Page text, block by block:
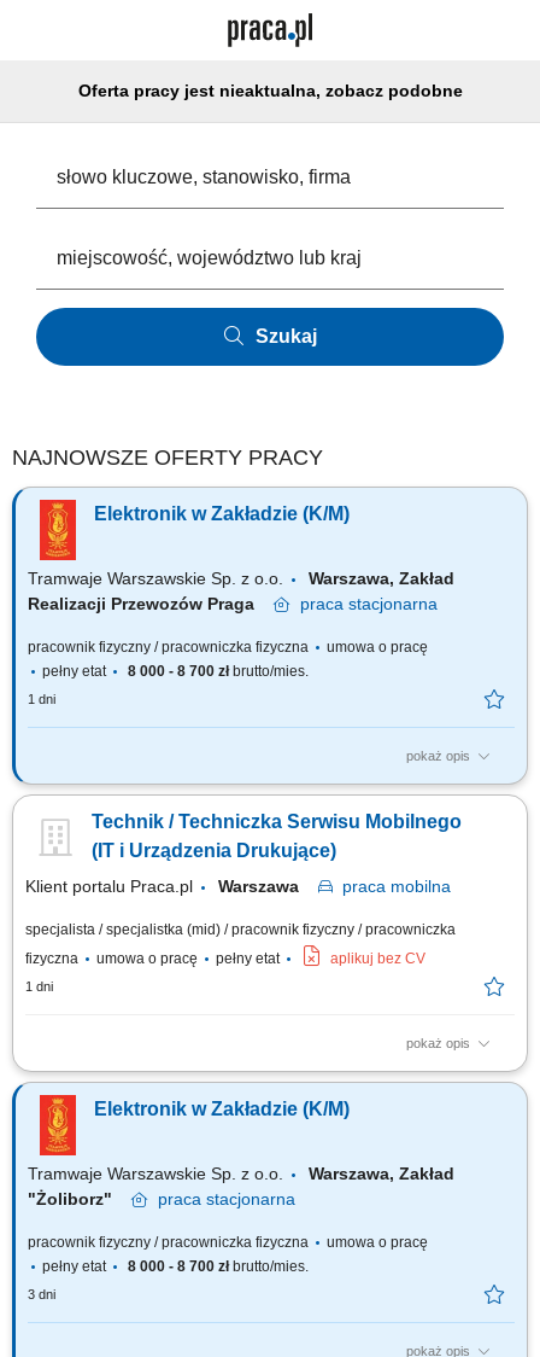
Oferta pracy jest nieaktualna, zobacz podobne
Szukaj
NAJNOWSZE OFERTY PRACY
Elektronik w Zakładzie (K/M)
Tramwaje Warszawskie Sp. z o.o.
Warszawa, Zakład
Realizacji Przewozów Praga
praca stacjonarna
pracownik fizyczny / pracowniczka fizyczna
umowa o pracę
pełny etat
8 000 - 8 700 złbrutto/mies.
1 dni
pokaż opis
Będziesz odpowiadać za: wykonywanie przeglądów, obsługę codzienną
zapobiegawczych obsług technicznych, naprawę, wymianę elementów
układów energoelektronicznych napędu trakcyjnego oraz układów
Technik / Techniczka Serwisu Mobilnego
(IT i Urządzenia Drukujące)
Klient portalu Praca.pl Warszawa praca mobilna
specjalista / specjalistka (mid) / pracownik fizyczny / pracowniczka
fizyczna
umowa o pracę pełny etat aplikuj bez CV
1 dni
pokaż opis
Realizowanie przeglądów, diagnostyki usterek oraz napraw sprzętu
biurowego bezpośrednio w siedzibach naszych klientów. Weryfikacja i
rozwiązywanie podstawowych incydentów z zakresu oprogramowania
oraz sieciowej konfiguracji urządzeń. Sprawna wymiana części
eksploatacyjnych, podzespołów...
Elektronik w Zakładzie (K/M)
Tramwaje Warszawskie Sp. z o.o.
Warszawa, Zakład
"Żoliborz"​
praca stacjonarna
pracownik fizyczny / pracowniczka fizyczna
umowa o pracę
pełny etat
8 000 - 8 700 złbrutto/mies.
3 dni
pokaż opis